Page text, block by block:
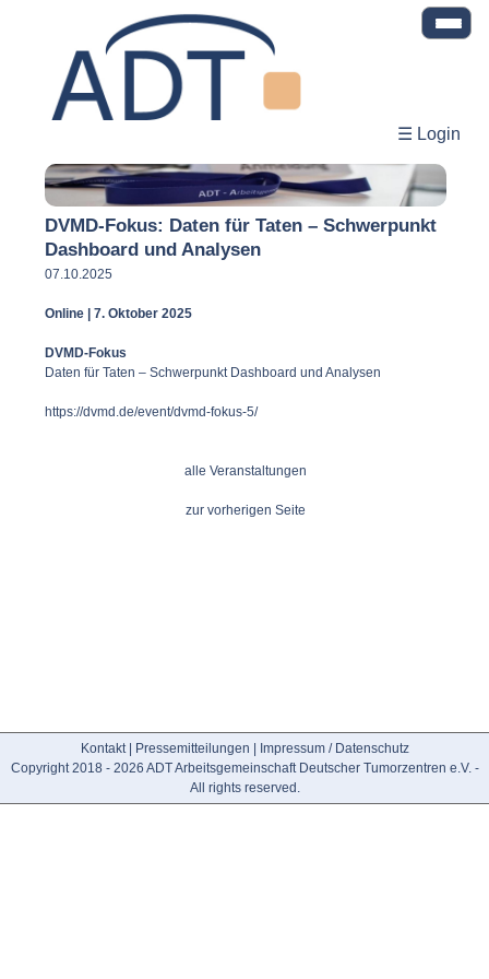
☰ Login
DVMD-Fokus: Daten für Taten – Schwerpunkt
Dashboard und Analysen
07.10.2025
Online | 7. Oktober 2025
DVMD-Fokus
Daten für Taten – Schwerpunkt Dashboard und Analysen
https://dvmd.de/event/dvmd-fokus-5/
alle Veranstaltungen
zur vorherigen Seite
Kontakt| Pressemitteilungen
Impressum / Datenschutz
Copyright 2018 - 2026 ADT Arbeitsgemeinschaft Deutscher Tumorzentren e.V. -
All rights reserved.